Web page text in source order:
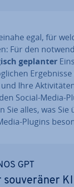
egal, für
Für den
geplanter
Ihre
Social-Media-
Sie alles, was
Plugins
GPT
sou­ve­rä­ner